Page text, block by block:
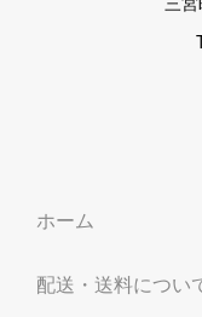
ホーム
配送・送料につい